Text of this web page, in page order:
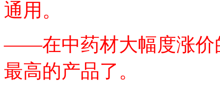
通用。
——在中药材大幅度涨价
最高的产品了。